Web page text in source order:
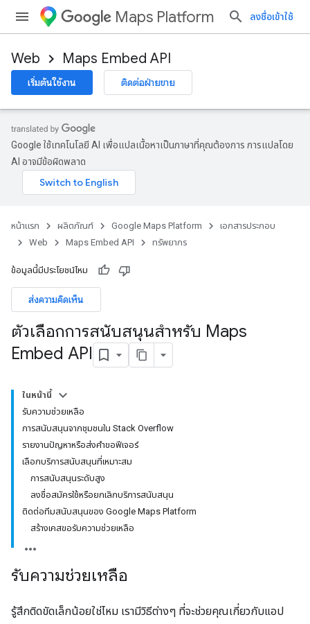
Maps Platform ลงชื่อเข้าใช้
Web Maps Embed API
เริ่มต้นใช้งาน ติดต่อฝ่ายขาย
Google ใช้เทคโนโลยี AI เพื่อแปลเนื้อหาเป็นภาษาที่คุณต้องการ การแปลโดย
AI อาจมีข้อผิดพลาด
หน้าแรก ผลิตภัณฑ์ Google Maps Platform
เอกสารประกอบ
Web
Maps Embed API ทรัพยากร
ข้อมูลนี้มีประโยชน์ไหม
ส่งความคิดเห็น
ตัวเลือกการสนับสนุนสำหรับ Maps
Embed API
ในหน้านี้
รับความช่วยเหลือ
การสนับสนุนจากชุมชนใน Stack Overflow
รายงานปัญหาหรือส่งคำขอฟีเจอร์
เลือกบริการสนับสนุนที่เหมาะสม
การสนับสนุนระดับสูง
ลงชื่อสมัครใช้หรือยกเลิกบริการสนับสนุน
ติดต่อทีมสนับสนุนของ Google Maps Platform
สร้างเคสขอรับความช่วยเหลือ
รับความช่วยเหลือ
รู้สึกติดขัดเล็กน้อยใช่ไหม เรามีวิธีต่างๆ ที่จะช่วยคุณเกี่ยวกับแอป